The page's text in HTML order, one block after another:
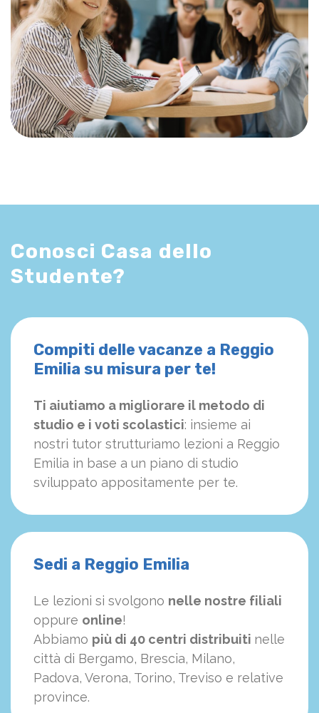
Conosci Casa dello
Studente?
Compiti delle vacanze a Reggio
Emilia su misura per te!
Ti aiutiamo a migliorare il metodo di
studio e i voti scolastici: insieme ai
nostri tutor strutturiamo lezioni a Reggio
Emilia in base a un piano di studio
sviluppato appositamente per te.
Sedi a Reggio Emilia
Le lezioni si svolgono nelle nostre filiali
oppure online!
Abbiamo più di 40 centri distribuiti nelle
città di Bergamo, Brescia, Milano,
Padova, Verona, Torino, Treviso e relative
province.